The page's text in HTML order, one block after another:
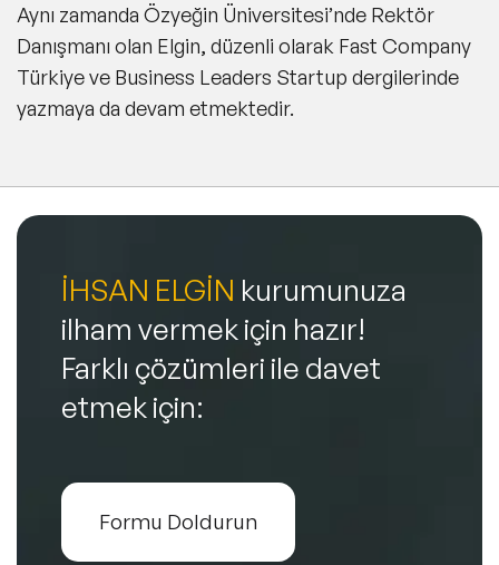
Aynı zamanda Özyeğin Üniversitesi’nde Rektör
Danışmanı olan Elgin, düzenli olarak Fast Company
Türkiye ve Business Leaders Startup dergilerinde
yazmaya da devam etmektedir.
İHSAN ELGİN kurumunuza
ilham vermek için hazır!
Farklı çözümleri ile davet
etmek için:
Formu Doldurun